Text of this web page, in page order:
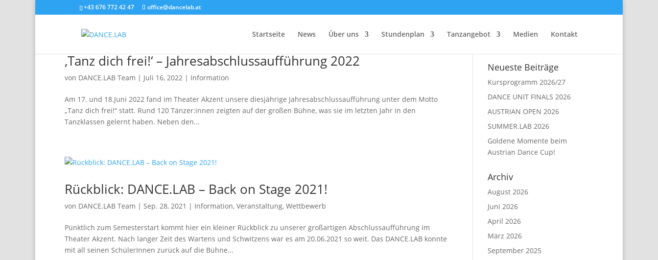
+43 676 772 42 47 office@dancelab.at
Startseite News Über uns Stundenplan Tanzangebot Medien Kontakt
‚Tanz dich frei!‘ – Jahresabschlussaufführung 2022
von DANCE.LAB Team | Juli 16, 2022 | Information
Am 17. und 18.Juni 2022 fand im Theater Akzent unsere diesjährige Jahresabschlussaufführung unter dem Motto
„Tanz dich frei!“ statt. Rund 120 Tänzer:innen zeigten auf der großen Bühne, was sie im letzten Jahr in den
Tanzklassen gelernt haben. Neben den...
Rückblick: DANCE.LAB – Back on Stage 2021!
von DANCE.LAB Team | Sep. 28, 2021 | Information, Veranstaltung, Wettbewerb
Pünktlich zum Semesterstart kommt hier ein kleiner Rückblick zu unserer großartigen Abschlussaufführung im
Theater Akzent. Nach langer Zeit des Wartens und Schwitzens war es am 20.06.2021 so weit. Das DANCE.LAB konnte
mit all seinen SchülerInnen zurück auf die Bühne...
Neueste Beiträge
Kursprogramm 2026/27
DANCE UNIT FINALS 2026
AUSTRIAN OPEN 2026
SUMMER.LAB 2026
Goldene Momente beim
Austrian Dance Cup!
Archiv
August 2026
Juni 2026
April 2026
März 2026
September 2025